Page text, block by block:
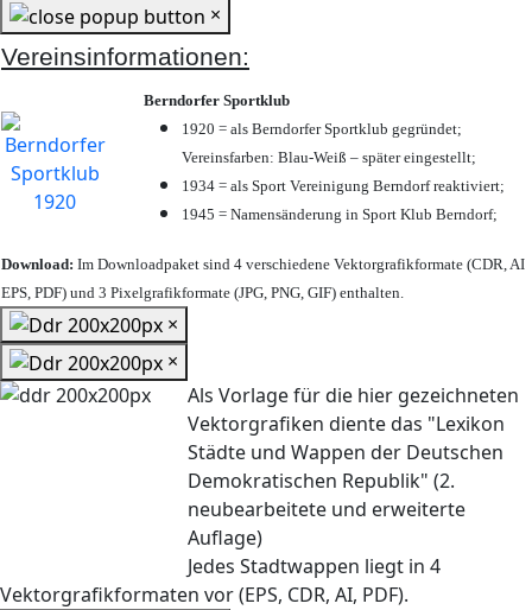
×
Vereinsinformationen:
Berndorfer Sportklub
1920 = als Berndorfer Sportklub gegründet;
Vereinsfarben: Blau-Weiß – später eingestellt;
1934 = als Sport Vereinigung Berndorf reaktiviert;
1945 = Namensänderung in Sport Klub Berndorf;
Download: Im Downloadpaket sind 4 verschiedene Vektorgrafikformate (CDR, AI
EPS, PDF) und 3 Pixelgrafikformate (JPG, PNG, GIF) enthalten.
×
×
Als Vorlage für die hier gezeichneten
Vektorgrafiken diente das "Lexikon
Städte und Wappen der Deutschen
Demokratischen Republik" (2.
neubearbeitete und erweiterte
Auflage)
Jedes Stadtwappen liegt in 4
Vektorgrafikformaten vor (EPS, CDR, AI, PDF).